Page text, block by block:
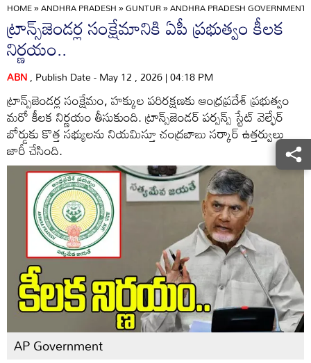
HOME»ANDHRA PRADESH»GUNTUR»ANDHRA PRADESH GOVERNMENT
ట్రాన్స్‌జెండర్ల సంక్షేమానికి ఏపీ ప్రభుత్వం కీలక
నిర్ణయం..
ABN, Publish Date - May 12 , 2026 | 04:18 PM
ట్రాన్స్‌జెండర్ల సంక్షేమం, హక్కుల పరిరక్షణకు ఆంధ్రప్రదేశ్ ప్రభుత్వం
మరో కీలక నిర్ణయం తీసుకుంది. ట్రాన్స్‌జెండర్ పర్సన్స్ స్టేట్ వెల్ఫేర్
బోర్డుకు కొత్త సభ్యులను నియమిస్తూ చంద్రబాబు సర్కార్ ఉత్తర్వులు
జారీ చేసింది.
AP Government